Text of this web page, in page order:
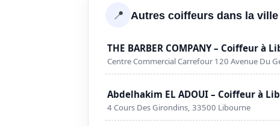
📍 Autres coiffeurs dans la
THE BARBER COMPANY – Coiffeur à
Centre Commercial Carrefour 120 Avenue Du
Abdelhakim EL ADOUI – Coiffeur à
4 Cours Des Girondins, 33500 Libourne